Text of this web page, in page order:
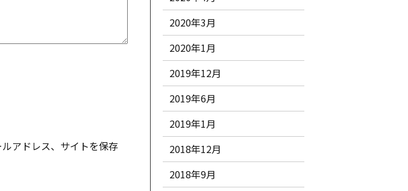
アドレス、サイトを保存
2020年3月
2020年1月
2019年12月
2019年6月
2019年1月
2018年12月
2018年9月